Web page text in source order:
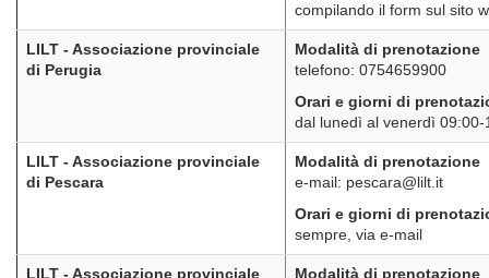
compilando il form sul sito
LILT - Associazione provinciale
di Perugia
Modalità di prenotazione
telefono: 0754659900
Orari e giorni di
dal lunedì al venerdì 09:00-
LILT - Associazione provinciale
di Pescara
Modalità di prenotazione
e-mail: pescara@lilt.it
Orari e giorni di
sempre, via e-mail
LILT - Associazione provinciale
Modalità di prenotazione